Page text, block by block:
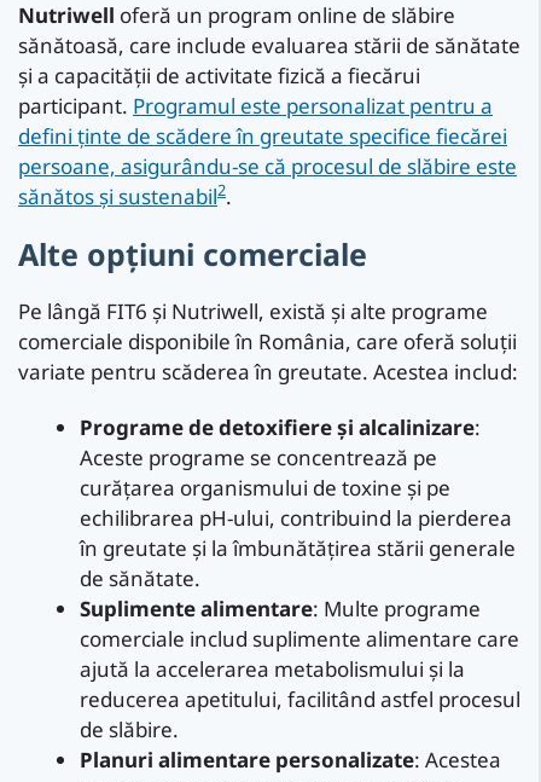
Nutriwell oferă un program online de slăbire
sănătoasă, care include evaluarea stării de sănătate
și a capacității de activitate fizică a fiecărui
participant. Programul este personalizat pentru a
defini ținte de scădere în greutate specifice fiecărei
persoane, asigurându-se că procesul de slăbire este
sănătos și sustenabil2.
Alte opțiuni comerciale
Pe lângă FIT6 și Nutriwell, există și alte programe
comerciale disponibile în România, care oferă soluții
variate pentru scăderea în greutate. Acestea includ:
Programe de detoxifiere și alcalinizare:
Aceste programe se concentrează pe
curățarea organismului de toxine și pe
echilibrarea pH-ului, contribuind la pierderea
în greutate și la îmbunătățirea stării generale
de sănătate.
Suplimente alimentare: Multe programe
comerciale includ suplimente alimentare care
ajută la accelerarea metabolismului și la
reducerea apetitului, facilitând astfel procesul
de slăbire.
Planuri alimentare personalizate: Acestea